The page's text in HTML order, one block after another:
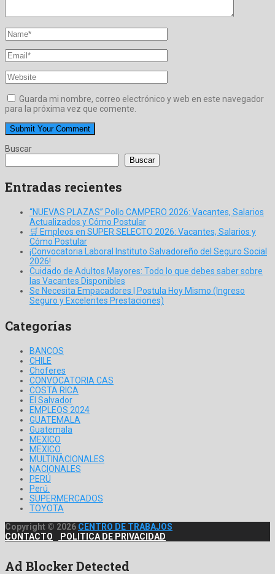
Guarda mi nombre, correo electrónico y web en este navegador
para la próxima vez que comente.
Buscar
Buscar
Entradas recientes
“NUEVAS PLAZAS” Pollo CAMPERO 2026: Vacantes, Salarios
Actualizados y Cómo Postular
🛒 Empleos en SUPER SELECTO 2026: Vacantes, Salarios y
Cómo Postular
¡Convocatoria Laboral Instituto Salvadoreño del Seguro Social
2026!
Cuidado de Adultos Mayores: Todo lo que debes saber sobre
las Vacantes Disponibles
Se Necesita Empacadores | Postula Hoy Mismo (Ingreso
Seguro y Excelentes Prestaciones)
Categorías
BANCOS
CHILE
Choferes
CONVOCATORIA CAS
COSTA RICA
El Salvador
EMPLEOS 2024
GUATEMALA
Guatemala
MEXICO
MEXICO.
MULTINACIONALES
NACIONALES
PERÚ
Perú.
SUPERMERCADOS
TOYOTA
Copyright © 2026 CENTRO DE TRABAJOS
CONTACTO
POLITICA DE PRIVACIDAD
Ad Blocker Detected